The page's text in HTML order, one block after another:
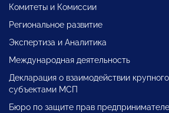
Комитеты и Комиссии
Региональное развитие
Экспертиза и Аналитика
Международная деятельность
Декларация о взаимодействии
субъектами МСП
Бюро по защите прав